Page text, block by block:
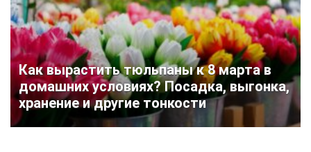
Как вырастить тюльпаны к 8 марта в
домашних условиях? Посадка, выгонка,
хранение и другие тонкости